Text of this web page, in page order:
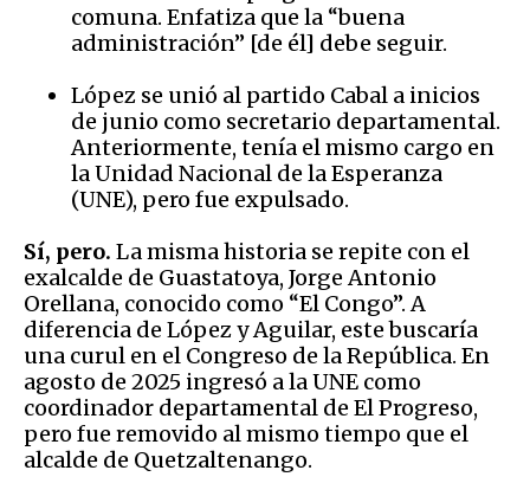
comuna. Enfatiza que la “buena
administración” [de él] debe seguir.
López se unió al partido Cabal a inicios
de junio como secretario departamental.
Anteriormente, tenía el mismo cargo en
la Unidad Nacional de la Esperanza
(UNE), pero fue expulsado.
Sí, pero. La misma historia se repite con el
exalcalde de Guastatoya, Jorge Antonio
Orellana, conocido como “El Congo”. A
diferencia de López y Aguilar, este buscaría
una curul en el Congreso de la República. En
agosto de 2025 ingresó a la UNE como
coordinador departamental de El Progreso,
pero fue removido al mismo tiempo que el
alcalde de Quetzaltenango.